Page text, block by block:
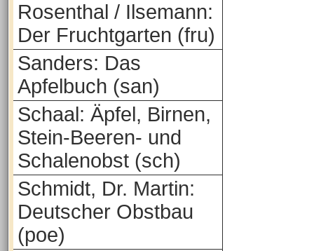
Rosenthal / Ilsemann:
Der Fruchtgarten (fru)
Sanders: Das
Apfelbuch (san)
Schaal: Äpfel, Birnen,
Stein-Beeren- und
Schalenobst (sch)
Schmidt, Dr. Martin:
Deutscher Obstbau
(poe)